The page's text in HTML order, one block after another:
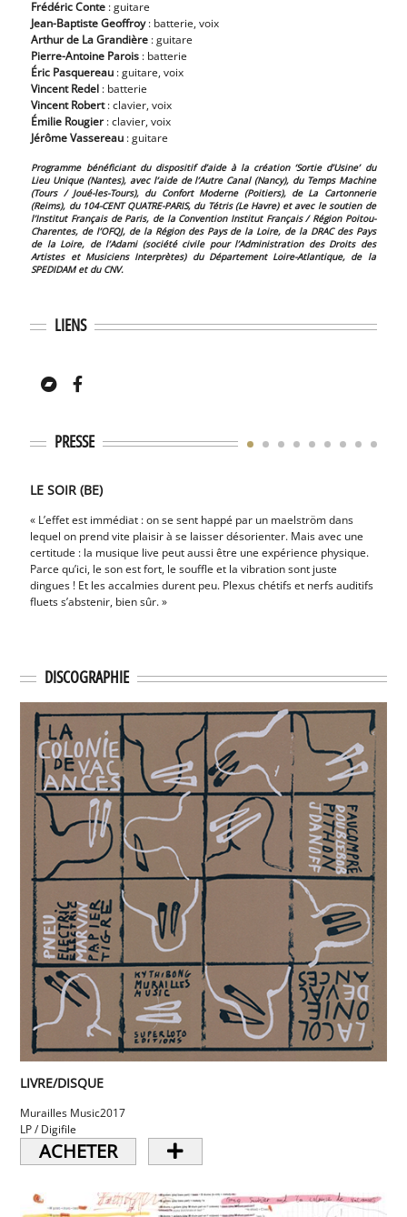
Frédéric Conte : guitare
Jean-Baptiste Geoffroy: batterie, voix
Arthur de La Grandière : guitare
Pierre-Antoine Parois : batterie
Éric Pasquereau : guitare, voix
Vincent Redel : batterie
Vincent Robert: clavier, voix
Émilie Rougier: clavier, voix
Jérôme Vassereau : guitare
Programme bénéficiant du dispositif d’aide à la création ‘Sortie d’Usine’ du
Lieu Unique(Nantes), avec l’aide de l’Autre Canal(Nancy), du Temps Machine
(Tours / Joué-les-Tours), du Confort Moderne(Poitiers), de La Cartonnerie
(Reims), du 104-CENT QUATRE-PARIS, du Tétris(Le Havre) et avec le soutien de
l’Institut Français de Paris, de la Convention Institut Français / Région Poitou-
Charentes, de l’OFQJ, de la Région des Pays de la Loire, de la DRAC des Pays
de la Loire, de l’Adami(société civile pour l’Administration des Droits des
Artistes et Musiciens Interprètes) du Département Loire-Atlantique, de la
SPEDIDAM et du CNV.
LIENS
PRESSE
LE SOIR (BE)
« L’effet est immédiat : on se sent happé par un maelström dans
lequel on prend vite plaisir à se laisser désorienter. Mais avec une
certitude : la musique live peut aussi être une expérience physique.
Parce qu’ici, le son est fort, le souffle et la vibration sont juste
dingues ! Et les accalmies durent peu. Plexus chétifs et nerfs auditifs
fluets s’abstenir, bien sûr. »
DISCOGRAPHIE
LIVRE/DISQUE
Murailles Music2017
LP / Digifile
ACHETER